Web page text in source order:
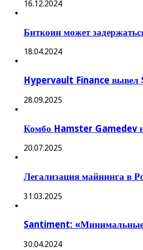
16.12.2024
Биткоин может
18.04.2024
Hypervault Finance вывел
28.09.2025
Комбо Hamster Gamedev
20.07.2025
Легализация майнинга в
31.03.2025
Santiment: «Минимальные
30.04.2024